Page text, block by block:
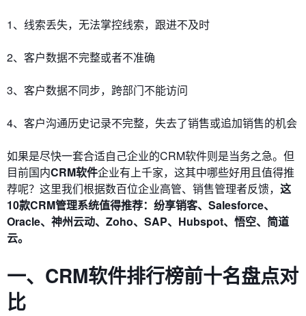
1、线索丢失，无法掌控线索，跟进不及时
2、客户数据不完整或者不准确
3、客户数据不同步，跨部门不能访问
4、客户沟通历史记录不完整，失去了销售或追加销售的机会
如果是尽快一套合适自己企业的CRM软件则是当务之急。但
目前国内CRM软件企业有上千家，这其中哪些好用且值得推
荐呢？这里我们根据数百位企业高管、销售管理者反馈， 这
10款CRM管理系统值得推荐：纷享销客、Salesforce、
Oracle、神州云动、Zoho、SAP、Hubspot、悟空、简道
云。
一、CRM软件排行榜前十名盘点对
比